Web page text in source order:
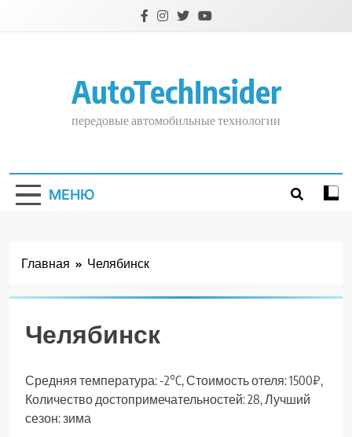
AutoTechInsider
передовые автомобильные технологии
МЕНЮ
Главная Челябинск
Челябинск
Средняя температура: -2°C, Стоимость отеля: 1500₽,
Количество достопримечательностей: 28, Лучший
сезон: зима